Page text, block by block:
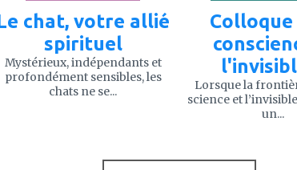
chat, votre allié
spirituel
Mystérieux, indépendants et
profondément sensibles, les
chats ne se...
Colloque
Lorsque la
science et
un...